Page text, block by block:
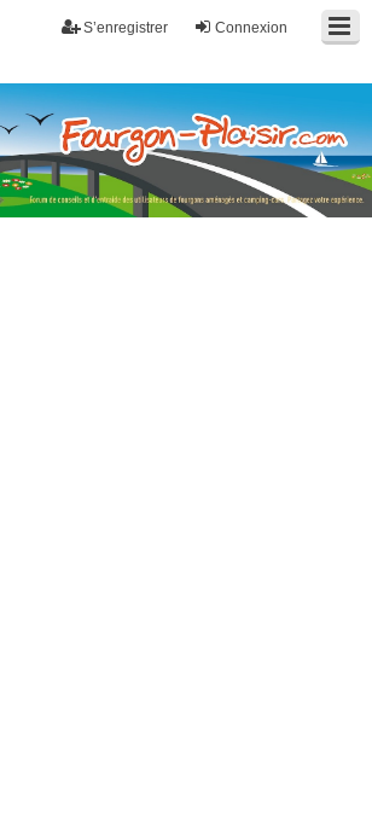
Connexion
S’enregistrer
d'entraide des utilisateurs de fourgons, fourgons
camping-car. Partagez votre expérience.